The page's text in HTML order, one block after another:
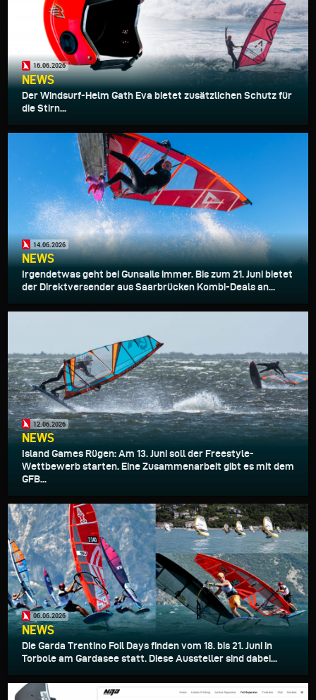
16.06.2026
NEWS
Der Windsurf-Helm Gath Eva bietet zusätzlichen Schutz für
die Stirn...
14.06.2026
NEWS
Irgendetwas geht bei Gunsails immer. Bis zum 21. Juni bietet
der Direktversender aus Saarbrücken Kombi-Deals an...
12.06.2026
NEWS
Island Games Rügen: Am 13. Juni soll der Freestyle-
Wettbewerb starten. Eine Zusammenarbeit gibt es mit dem
GFB...
06.06.2026
NEWS
Die Garda Trentino Foil Days finden vom 18. bis 21. Juni in
Torbole am Gardasee statt. Diese Aussteller sind dabei...